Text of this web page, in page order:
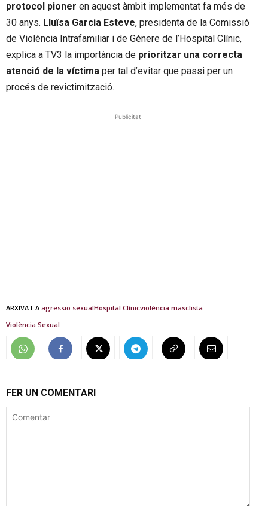
protocol pioner en aquest àmbit implementat fa més de
30 anys. Lluïsa Garcia Esteve, presidenta de la Comissió
de Violència Intrafamiliar i de Gènere de l’Hospital Clínic,
explica a TV3 la importància de prioritzar una correcta
atenció de la víctima per tal d’evitar que passi per un
procés de revictimització.
Publicitat
ARXIVAT A:agressio sexualHospital Clínicviolència masclista
Violència Sexual
FER UN COMENTARI